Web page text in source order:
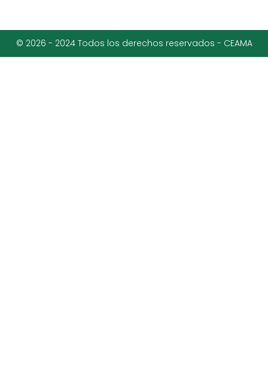
© 2026 - 2024 Todos los derechos reservados - CEAMA